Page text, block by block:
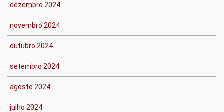
dezembro 2024
novembro 2024
outubro 2024
setembro 2024
agosto 2024
julho 2024